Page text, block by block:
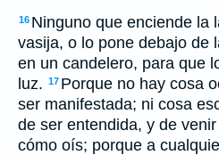
16 Ninguno que enciende la
vasija, o lo pone debajo de
en un candelero, para que
luz. 17 Porque no hay cosa
ser manifestada; ni cosa
de ser entendida, y de
cómo oís; porque a